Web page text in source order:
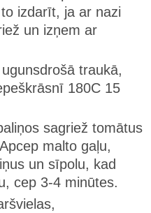
izdarīt, ja ar nazi
un izņem ar
traukā,
180C 15
sagriež tomātus
malto gaļu,
un sīpolu, kad
cep 3-4 minūtes.